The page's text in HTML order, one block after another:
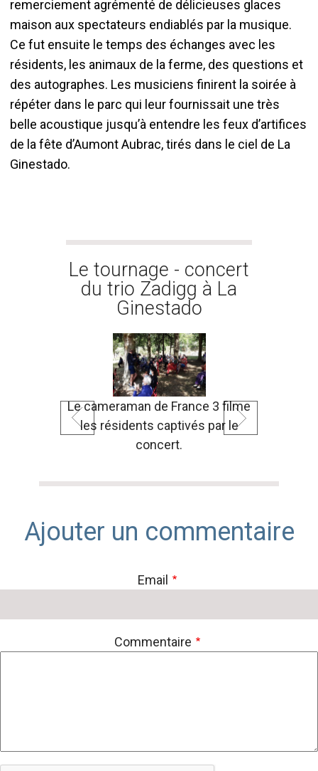
remerciement agrémenté de délicieuses glaces
maison aux spectateurs endiablés par la musique.
Ce fut ensuite le temps des échanges avec les
résidents, les animaux de la ferme, des questions et
des autographes. Les musiciens finirent la soirée à
répéter dans le parc qui leur fournissait une très
belle acoustique jusqu’à entendre les feux d’artifices
de la fête d’Aumont Aubrac, tirés dans le ciel de La
Ginestado.
Le tournage - concert
du trio Zadigg à La
Ginestado
Le cameraman de France 3 filme
les résidents captivés par le
concert.
Ajouter un commentaire
Email
Commentaire